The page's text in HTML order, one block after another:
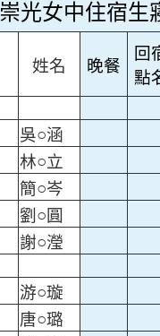
崇光女中住宿生
姓名 晚餐
回
點
吳○涵
林○立
簡○岑
劉○圓
謝○瀅
游○璇
唐○璐